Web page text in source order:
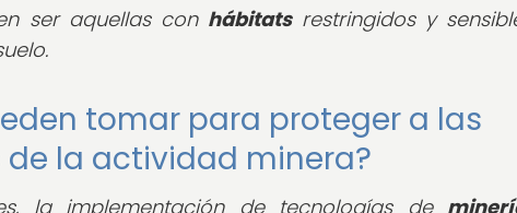
ser aquellas con hábitatsrestringidos y
tomar para proteger a las
la actividad minera?
la implementación de tecnologías de